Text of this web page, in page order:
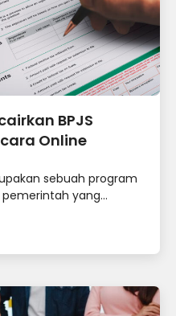
BPJS
Online
sebuah program
yang...